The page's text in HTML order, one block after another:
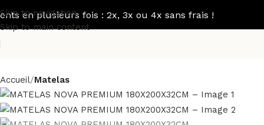
Skip to navigation
Skip to main content
Accueil Matelas
plusieurs fois : 2x, 3x ou 4x sans frais !